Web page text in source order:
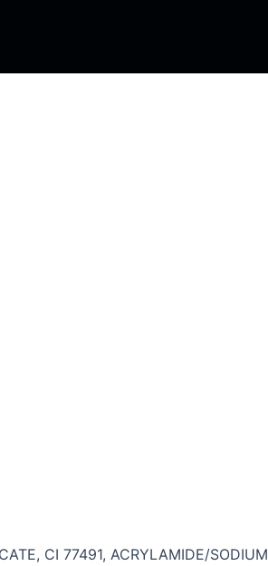
CI 77491, ACRYLAMIDE/SODIUM